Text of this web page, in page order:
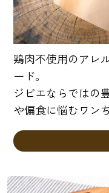
鶏肉不使用のアレ
ード。
ジビエならではの
や偏食に悩むワン